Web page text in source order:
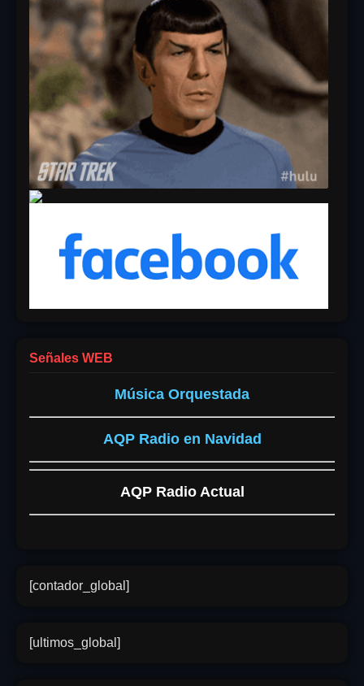
Señales WEB
Música Orquestada
AQP Radio en Navidad
AQP Radio Actual
[contador_global]
[ultimos_global]